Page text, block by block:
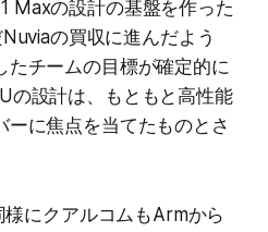
Maxの設計の基盤を作った
の買収に進んだよう
たチームの目標が確定的に
の設計は、もともと高性能
ーに焦点を当てたものとさ
にクアルコムもArmから